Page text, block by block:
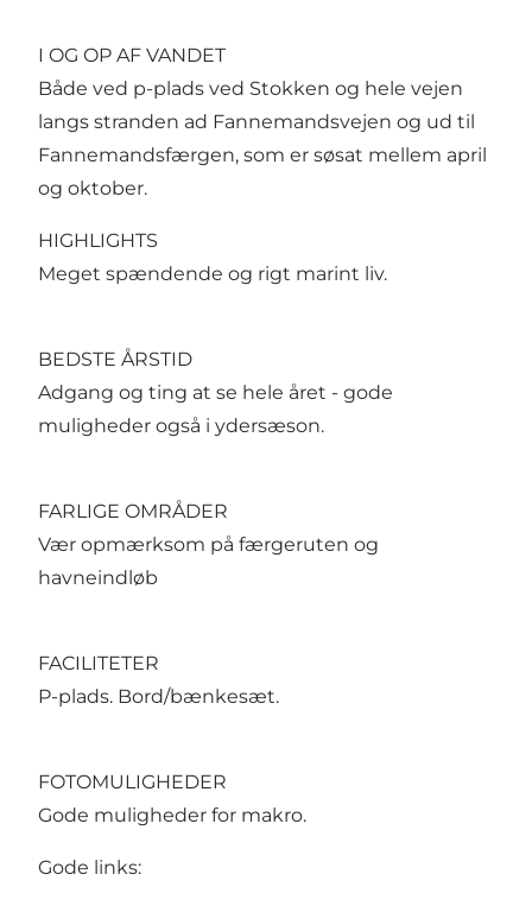
I OG OP AF VANDET
Både ved p-plads ved Stokken og hele vejen
langs stranden ad Fannemandsvejen og ud til
Fannemandsfærgen, som er søsat mellem april
og oktober.
HIGHLIGHTS
Meget spændende og rigt marint liv.
BEDSTE ÅRSTID
Adgang og ting at se hele året - gode
muligheder også i ydersæson.
FARLIGE OMRÅDER
Vær opmærksom på færgeruten og
havneindløb
FACILITETER
P-plads. Bord/bænkesæt.
FOTOMULIGHEDER
Gode muligheder for makro.
Gode links: